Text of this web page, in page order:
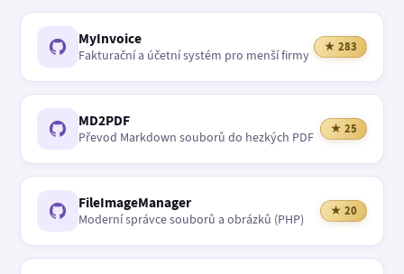
MyInvoice
Fakturační a účetní systém pro menší firmy
★ 283
MD2PDF
Převod Markdown souborů do hezkých PDF
★ 25
FileImageManager
Moderní správce souborů a obrázků (PHP)
★ 20